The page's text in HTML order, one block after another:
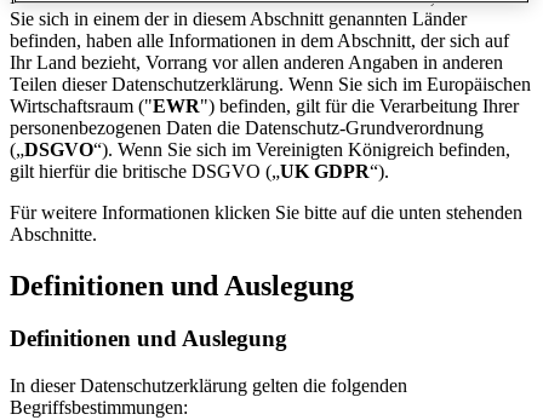
Sie sich in einem der in diesem Abschnitt genannten Länder
befinden, haben alle Informationen in dem Abschnitt, der sich auf
Ihr Land bezieht, Vorrang vor allen anderen Angaben in anderen
Teilen dieser Datenschutzerklärung. Wenn Sie sich im Europäischen
Wirtschaftsraum ("EWR") befinden, gilt für die Verarbeitung Ihrer
personenbezogenen Daten die Datenschutz-Grundverordnung
(„DSGVO“). Wenn Sie sich im Vereinigten Königreich befinden,
gilt hierfür die britische DSGVO („UK GDPR“).
Für weitere Informationen klicken Sie bitte auf die unten stehenden
Abschnitte.
Definitionen und Auslegung
Definitionen und Auslegung
In dieser Datenschutzerklärung gelten die folgenden
Begriffsbestimmungen: